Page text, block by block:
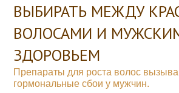
ВЫБИРАТЬ МЕЖДУ
ВОЛОСАМИ И
ЗДОРОВЬЕМ
Препараты для роста волос
гормональные сбои у мужчин.